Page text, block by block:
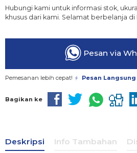
Hubungi kami untuk informasi stok,
khusus dari kami. Selamat berbelanja di
Pesan via
Pemesanan lebih cepat! Pesan Langsung
Bagikan ke
Deskripsi Info Tambahan